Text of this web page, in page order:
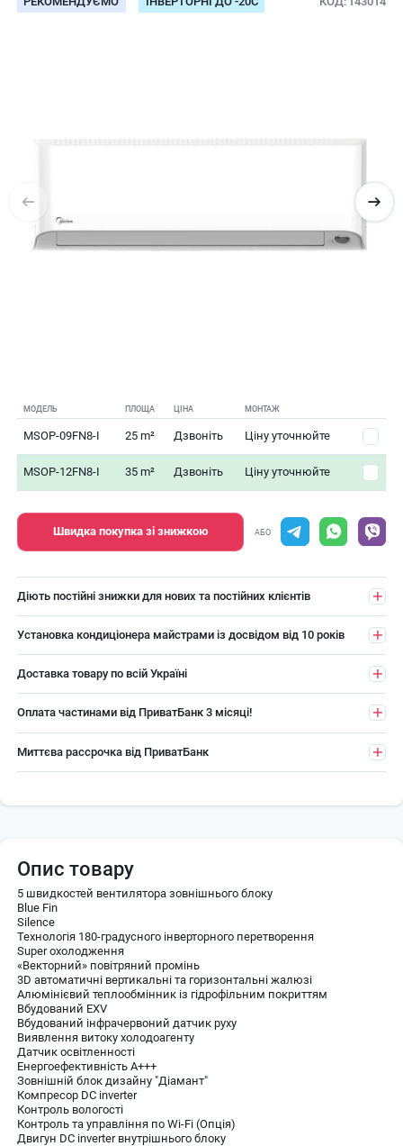
МОДЕЛЬ ПЛОЩА ЦІНА МОНТАЖ
MSOP-09FN8-I 25 m² Дзвоніть Ціну уточнюйте
MSOP-12FN8-I 35 m² Дзвоніть Ціну уточнюйте
Швидка покупка зі знижкою АБО
Діють постійні знижки для нових та постійних клієнтів
Установка кондиціонера майстрами із досвідом від 10 років
Доставка товару по всій Україні
Оплата частинами від ПриватБанк 3 місяці!
Миттєва рассрочка від ПриватБанк
Опис товару
5 швидкостей вентилятора зовнішнього блоку
Blue Fin
Silence
Технологія 180-градусного інверторного перетворення
Super охолодження
«Векторний» повітряний промінь
3D автоматичні вертикальні та горизонтальні жалюзі
Алюмінієвий теплообмінник із гідрофільним покриттям
Вбудований EXV
Вбудований інфрачервоний датчик руху
Виявлення витоку холодоагенту
Датчик освітленності
Енергоефективність А+++
Зовнішній блок дизайну "Діамант"
Компресор DC inverter
Контроль вологості
Контроль та управління по Wi-Fi (Опція)
Двигун DC inverter внутрішнього блоку